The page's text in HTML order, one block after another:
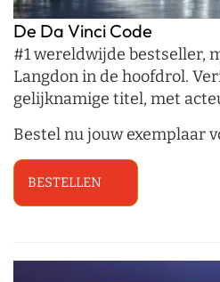
De Da Vinci Code
#1 wereldwijde bestseller,
Langdon in de hoofdrol.
gelijknamige titel, met
Bestel nu jouw exemplaar
BESTELLEN